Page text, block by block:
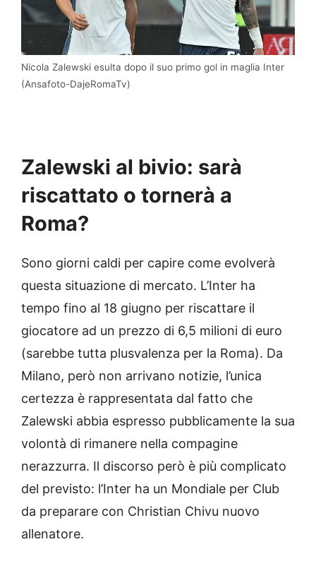
Nicola Zalewski esulta dopo il suo primo gol in maglia Inter
(Ansafoto-DajeRomaTv)
Zalewski al bivio: sarà
riscattato o tornerà a
Roma?
Sono giorni caldi per capire come evolverà
questa situazione di mercato. L’Inter ha
tempo fino al 18 giugno per riscattare il
giocatore ad un prezzo di 6,5 milioni di euro
(sarebbe tutta plusvalenza per la Roma). Da
Milano, però non arrivano notizie, l’unica
certezza è rappresentata dal fatto che
Zalewski abbia espresso pubblicamente la sua
volontà di rimanere nella compagine
nerazzurra. Il discorso però è più complicato
del previsto: l’Inter ha un Mondiale per Club
da preparare con Christian Chivu nuovo
allenatore.